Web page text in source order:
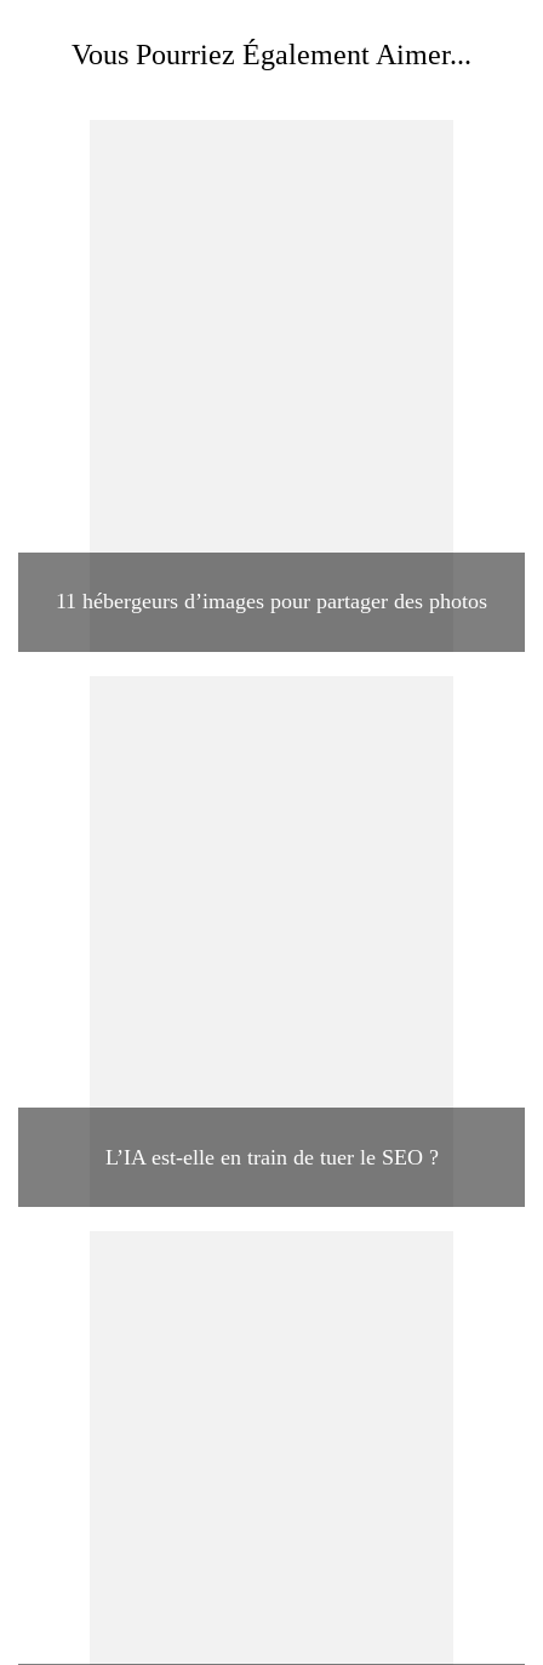
Vous Pourriez Également Aimer...
11 hébergeurs d’images pour partager des photos
L’IA est-elle en train de tuer le SEO ?